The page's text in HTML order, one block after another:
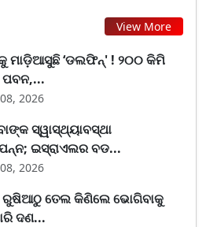
View More
ମାଡ଼ିଆସୁଛି ‘ଡଲଫିନ୍' ! ୨୦୦ କିମି
ପବନ,...
2026
ସ୍ୱାସ୍ଥ୍ୟାବସ୍ଥା
ଇସ୍ରାଏଲର ବଡ...
2026
ରୁଷିଆଠୁ ତେଲ କିଣିଲେ ଭୋଗିବାକୁ
ଦଣ...